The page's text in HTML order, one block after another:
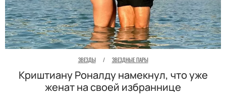
ЗВЕЗДЫ / ЗВЕЗДНЫЕ ПАРЫ
Криштиану Роналду намекнул, что уже
женат на своей избраннице